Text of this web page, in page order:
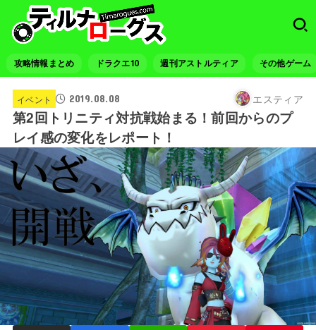
攻略情報まとめ ドラクエ10 週刊アストルティア その他ゲーム
イベント 2019.08.08 エスティア
第2回トリニティ対抗戦始まる！前回からのプ
レイ感の変化をレポート！